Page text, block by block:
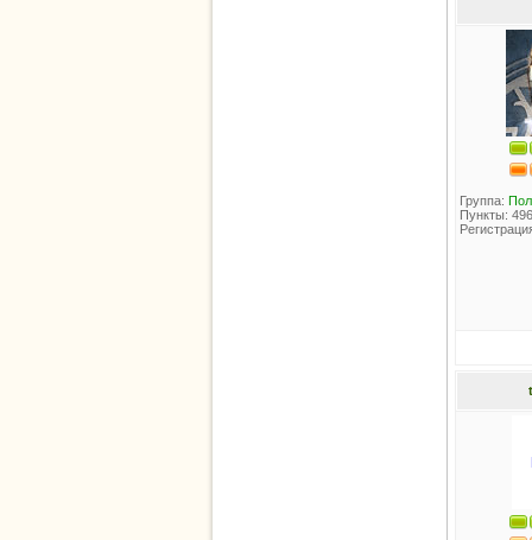
Группа:
Пункты: